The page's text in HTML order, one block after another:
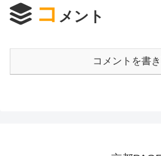
コ メント
コメントを書